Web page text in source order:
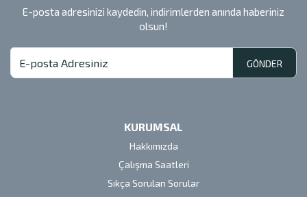
E-posta adresinizi kaydedin, indirimlerden anında haberiniz
olsun!
GÖNDER
KURUMSAL
Hakkımızda
Çalışma Saatleri
Sıkça Sorulan Sorular